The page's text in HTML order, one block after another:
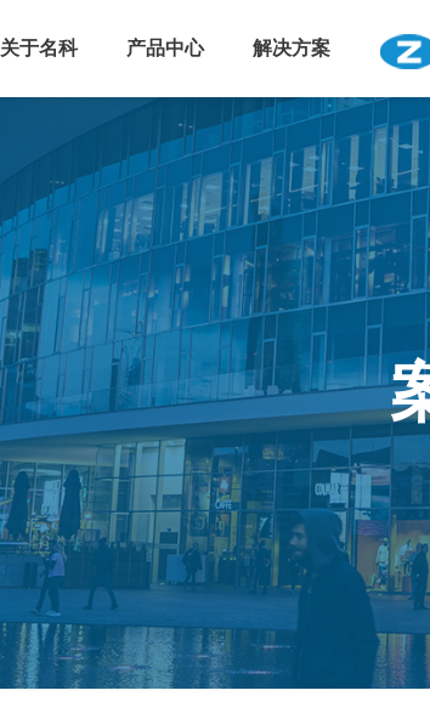
关于名科 产品中心
车牌识别
车牌识别机
停车通道机
广告道闸
直杆道闸
栅栏道闸
折臂道闸
人行
摆闸
三辊
翼闸
广告
人脸
全高
解决方案